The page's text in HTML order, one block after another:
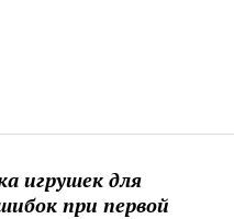
игрушек для
при первой